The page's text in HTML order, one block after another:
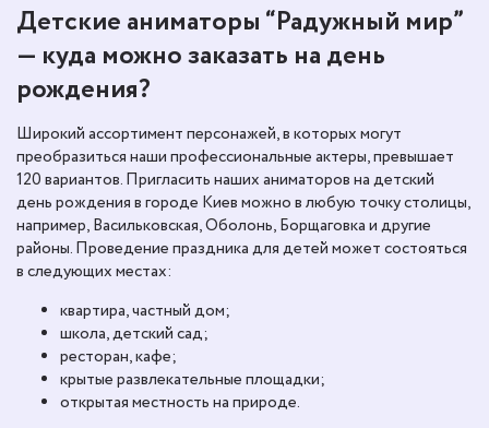
Детские аниматоры “Радужный мир”
— куда можно заказать на день
рождения?
Широкий ассортимент персонажей, в которых могут
преобразиться наши профессиональные актеры, превышает
120 вариантов. Пригласить наших аниматоров на детский
день рождения в городе Киев можно в любую точку столицы,
например, Васильковская, Оболонь, Борщаговка и другие
районы. Проведение праздника для детей может состояться
в следующих местах:
квартира, частный дом;
школа, детский сад;
ресторан, кафе;
крытые развлекательные площадки;
открытая местность на природе.